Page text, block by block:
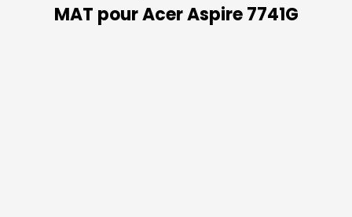
MAT pour Acer Aspire 7741G